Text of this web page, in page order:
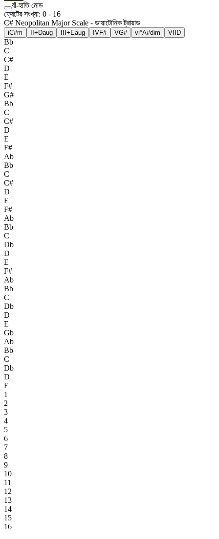
বাঁ-হাতি মোড
ফ্রেটের সংখ্যা: 0 - 16
C# Neopolitan Major Scale - ডায়াটোনিক ট্রায়াড
iC#m II+ Daug III+ Eaug IVF# VG# vi°A#dim VII D
Bb
C
C#
D
E
F#
G#
Bb
C
C#
D
E
F#
Ab
Bb
C
C#
D
E
F#
Ab
Bb
C
Db
D
E
F#
Ab
Bb
C
Db
D
E
Gb
Ab
Bb
C
Db
D
E
1
2
3
4
5
6
7
8
9
10
11
12
13
14
15
16